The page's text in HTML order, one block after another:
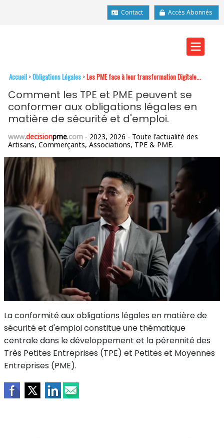
Contact Accès Abonnés
Accueil >Obligations Légales >Les PME face à leur transformation Digitale...
Comment les TPE et PME peuvent se
conformer aux obligations légales en
matière de sécurité et d'emploi.
www.decisionpme.com - 2023, 2026 - Toute l'actualité des
Artisans, Commerçants, Associations, TPE & PME.
La conformité aux obligations légales en matière de
sécurité et d'emploi constitue une thématique
centrale dans le développement et la pérennité des
Très Petites Entreprises (TPE) et Petites et Moyennes
Entreprises (PME).